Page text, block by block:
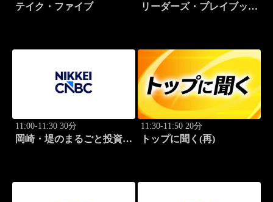
テイク・ファイブ
リーダーズ・プレイブック
11:00-11:30 30分
岡崎・堤のまるごと投資道
11:30-11:50 20分
トップに聞く(再)